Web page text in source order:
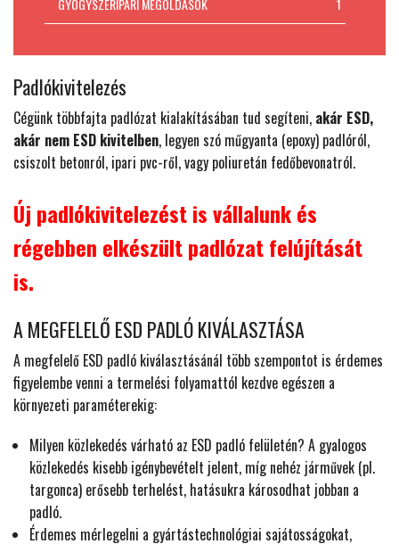
GYÓGYSZERIPARI MEGOLDÁSOK 1
Padlókivitelezés
Cégünk többfajta padlózat kialakításában tud segíteni, akár ESD,
akár nem ESD kivitelben, legyen szó műgyanta (epoxy) padlóról,
csiszolt betonról, ipari pvc-ről, vagy poliuretán fedőbevonatról.
Új padlókivitelezést is vállalunk és
régebben elkészült padlózat felújítását
is.
A MEGFELELŐ ESD PADLÓ KIVÁLASZTÁSA
A megfelelő ESD padló kiválasztásánál több szempontot is érdemes
figyelembe venni a termelési folyamattól kezdve egészen a
környezeti paraméterekig:
Milyen közlekedés várható az ESD padló felületén? A gyalogos
közlekedés kisebb igénybevételt jelent, míg nehéz járművek (pl.
targonca) erősebb terhelést, hatásukra károsodhat jobban a
padló.
Érdemes mérlegelni a gyártástechnológiai sajátosságokat,